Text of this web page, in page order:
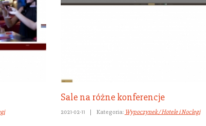
Sale na różne konferencje
2021-02-11 | Kategoria: Wypoczynek / Hotele i Noclegi